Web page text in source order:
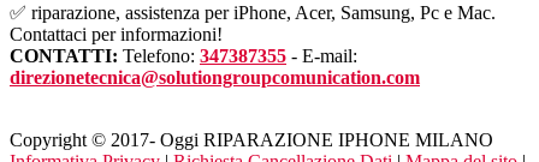
✅ riparazione, assistenza per iPhone, Acer, Samsung, Pc e Mac.
Contattaci per informazioni!
CONTATTI: Telefono: 347387355 - E-mail:
direzionetecnica@solutiongroupcomunication.com
Copyright © 2017- Oggi RIPARAZIONE IPHONE MILANO